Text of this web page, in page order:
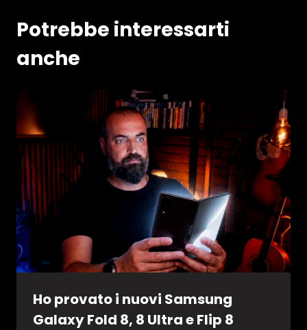
Potrebbe interessarti
anche
Ho provato i nuovi Samsung
Galaxy Fold 8, 8 Ultra e Flip 8